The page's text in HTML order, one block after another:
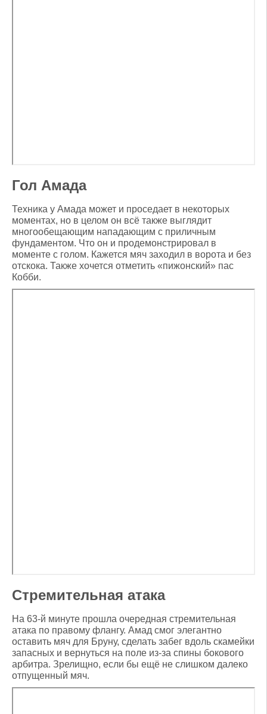
Гол Амада
Техника у Амада может и проседает в некоторых
моментах, но в целом он всё также выглядит
многообещающим нападающим с приличным
фундаментом. Что он и продемонстрировал в
моменте с голом. Кажется мяч заходил в ворота и без
отскока. Также хочется отметить «пижонский» пас
Кобби.
Стремительная атака
На 63-й минуте прошла очередная стремительная
атака по правому флангу. Амад смог элегантно
оставить мяч для Бруну, сделать забег вдоль скамейки
запасных и вернуться на поле из-за спины бокового
арбитра. Зрелищно, если бы ещё не слишком далеко
отпущенный мяч.